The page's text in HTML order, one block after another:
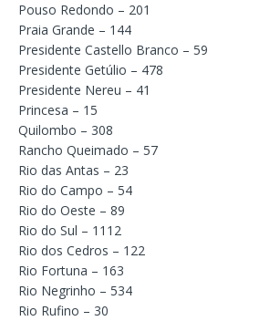
Pouso Redondo – 201
Praia Grande – 144
Presidente Castello Branco – 59
Presidente Getúlio – 478
Presidente Nereu – 41
Princesa – 15
Quilombo – 308
Rancho Queimado – 57
Rio das Antas – 23
Rio do Campo – 54
Rio do Oeste – 89
Rio do Sul – 1112
Rio dos Cedros – 122
Rio Fortuna – 163
Rio Negrinho – 534
Rio Rufino – 30